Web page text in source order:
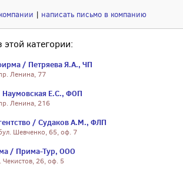
| написать письмо в компанию
категории:
/ Петряева Я.А., ЧП
Ленина, 77
Наумовская Е.С., ФОП
Ленина, 216
/ Судаков А.М., ФЛП
Шевченко, 65, оф. 7
/ Прима-Тур, ООО
26, оф. 5